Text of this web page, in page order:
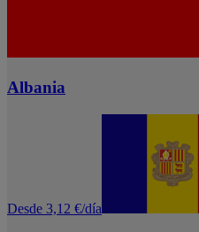
Albania
Desde 3,12 €/día